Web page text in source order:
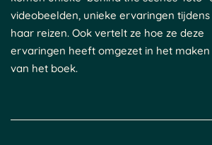
videobeelden, unieke ervaringen tijdens
haar reizen. Ook vertelt ze hoe ze deze
ervaringen heeft omgezet in het maken
van het boek.